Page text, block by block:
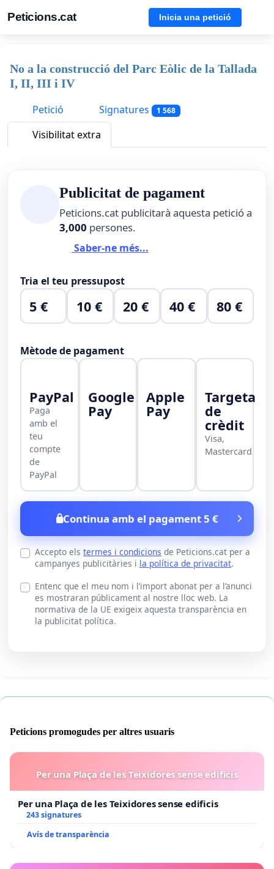
Peticions.cat Inicia una petició
No a la construcció del Parc Eòlic de la Tallada
I, II, III i IV
Petició
Signatures 1 568
Visibilitat extra
Publicitat de pagament
Peticions.cat publicitarà aquesta petició a
3,000 persones.
Saber-ne més...
Tria el teu pressupost
5 € 10 € 20 € 40 € 80 €
Mètode de pagament
PayPal
Paga
amb el
teu
compte
de
PayPal
Google
Pay
Apple
Pay
Targeta
de
crèdit
Visa,
Mastercard
Continua amb el pagament 5 €
Accepto els termes i condicions de Peticions.cat per a
campanyes publicitàries i la política de privacitat.
Entenc que el meu nom i l’import abonat per a l’anunci
es mostraran públicament al nostre lloc web. La
normativa de la UE exigeix aquesta transparència en
la publicitat política.
Peticions promogudes per altres usuaris
Per una Plaça de les Teixidores sense edificis
Per una Plaça de les Teixidores sense edificis
243 signatures
Avís de transparència